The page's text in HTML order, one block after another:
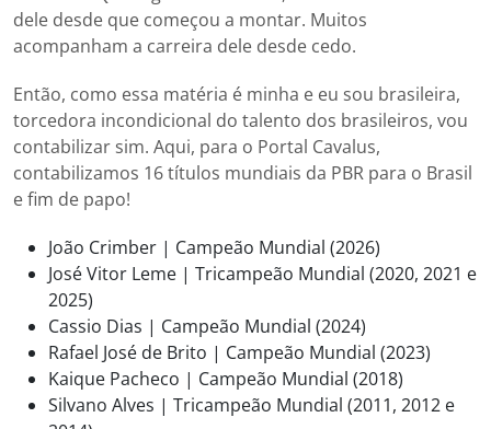
dele desde que começou a montar. Muitos
acompanham a carreira dele desde cedo.
Então, como essa matéria é minha e eu sou brasileira,
torcedora incondicional do talento dos brasileiros, vou
contabilizar sim. Aqui, para o Portal Cavalus,
contabilizamos 16 títulos mundiais da PBR para o Brasil
e fim de papo!
João Crimber | Campeão Mundial (2026)
José Vitor Leme | Tricampeão Mundial (2020, 2021 e
2025)
Cassio Dias | Campeão Mundial (2024)
Rafael José de Brito | Campeão Mundial (2023)
Kaique Pacheco | Campeão Mundial (2018)
Silvano Alves | Tricampeão Mundial (2011, 2012 e